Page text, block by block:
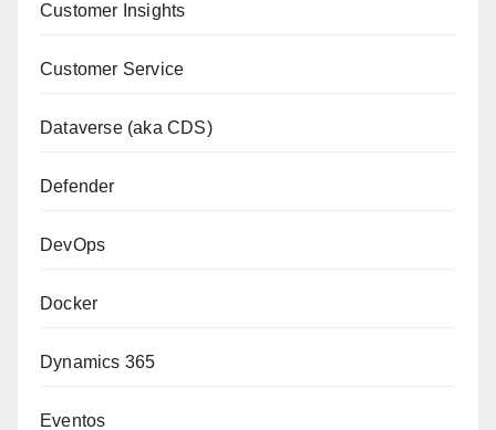
Customer Insights
Customer Service
Dataverse (aka CDS)
Defender
DevOps
Docker
Dynamics 365
Eventos